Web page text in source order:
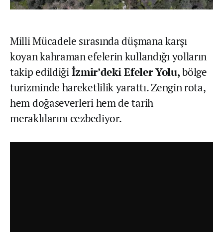
Milli Mücadele sırasında düşmana karşı
koyan kahraman efelerin kullandığı yolların
takip edildiğiİzmir’deki Efeler Yolu,bölge
turizminde hareketlilik yarattı. Zengin rota,
hem doğaseverleri hem de tarih
meraklılarını cezbediyor.